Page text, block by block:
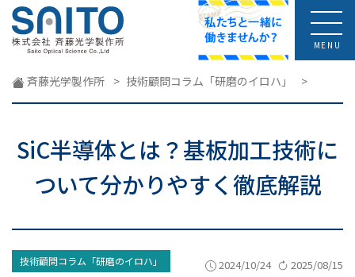
MENU
斉藤光学製作所 > 技術顧問コラム「研磨のイロハ」 >
SiC半導体とは？基板加工技術に
ついて分かりやすく徹底解説
技術顧問コラム「研磨のイロハ」 2024/10/24 2025/08/15